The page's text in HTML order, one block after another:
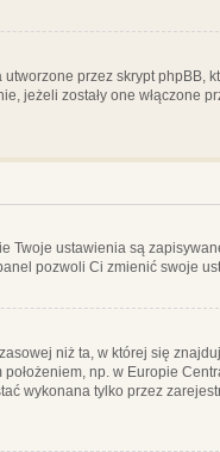
utworzone przez skrypt
jeżeli zostały one
Twoje ustawienia są
pozwoli Ci zmienić swoje
niż ta, w której się
np. w Europie
wykonana tylko przez